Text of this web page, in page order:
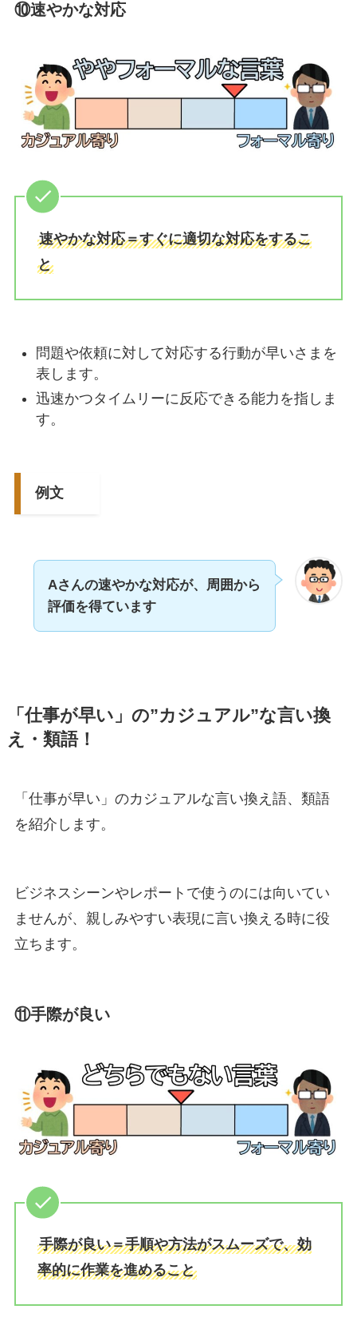
⑩速やかな対応
速やかな対応＝すぐに適切な対応をするこ
と
問題や依頼に対して対応する行動が早いさまを
表します。
迅速かつタイムリーに反応できる能力を指しま
す。
例文
Aさんの速やかな対応が、 周囲から
評価を得ています
「仕事が早い」の”カジュアル”な言い換
え・類語！
「仕事が早い」のカジュアルな言い換え語、類語
を紹介します。
ビジネスシーンやレポートで使うのには向いてい
ませんが、親しみやすい表現に言い換える時に役
立ちます。
⑪手際が良い
手際が良い＝手順や方法がスムーズで、効
率的に作業を進めること